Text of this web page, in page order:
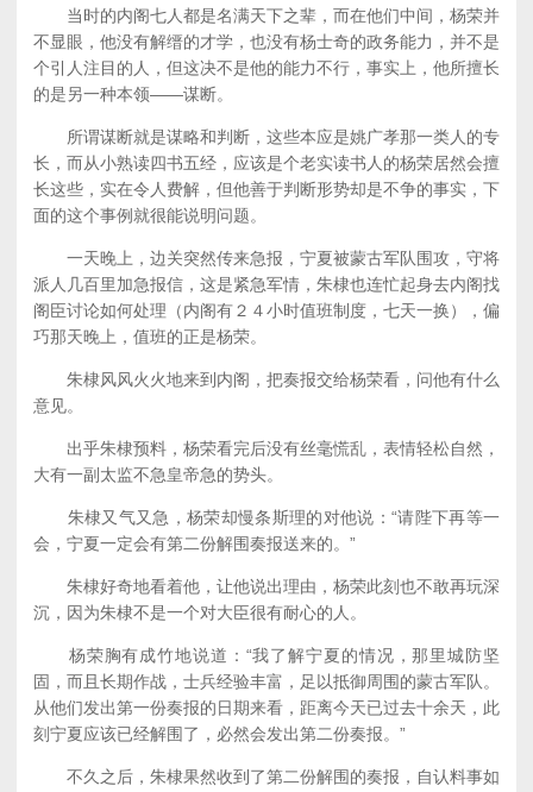
当时的内阁七人都是名满天下之辈，而在他们中间，杨荣并
不显眼，他没有解缙的才学，也没有杨士奇的政务能力，并不是
个引人注目的人，但这决不是他的能力不行，事实上，他所擅长
的是另一种本领——谋断。
所谓谋断就是谋略和判断，这些本应是姚广孝那一类人的专
长，而从小熟读四书五经，应该是个老实读书人的杨荣居然会擅
长这些，实在令人费解，但他善于判断形势却是不争的事实，下
面的这个事例就很能说明问题。
一天晚上，边关突然传来急报，宁夏被蒙古军队围攻，守将
派人几百里加急报信，这是紧急军情，朱棣也连忙起身去内阁找
阁臣讨论如何处理（内阁有２４小时值班制度，七天一换），偏
巧那天晚上，值班的正是杨荣。
朱棣风风火火地来到内阁，把奏报交给杨荣看，问他有什么
意见。
出乎朱棣预料，杨荣看完后没有丝毫慌乱，表情轻松自然，
大有一副太监不急皇帝急的势头。
朱棣又气又急，杨荣却慢条斯理的对他说：“请陛下再等一
会，宁夏一定会有第二份解围奏报送来的。”
朱棣好奇地看着他，让他说出理由，杨荣此刻也不敢再玩深
沉，因为朱棣不是一个对大臣很有耐心的人。
杨荣胸有成竹地说道：“我了解宁夏的情况，那里城防坚
固，而且长期作战，士兵经验丰富，足以抵御周围的蒙古军队。
从他们发出第一份奏报的日期来看，距离今天已过去十余天，此
刻宁夏应该已经解围了，必然会发出第二份奏报。”
不久之后，朱棣果然收到了第二份解围的奏报，自认料事如